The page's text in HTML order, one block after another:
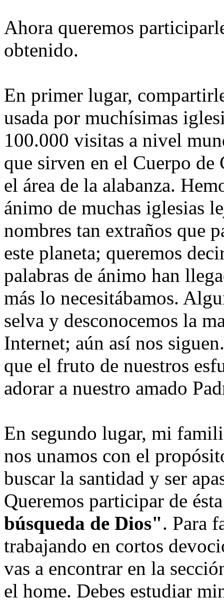
Ahora queremos
obtenido.
En primer lugar,
usada por muchísimas
100.000 visitas a nivel
que sirven en el Cuerpo
el área de la alabanza.
ánimo de muchas iglesias
nombres tan extraños que
este planeta; queremos
palabras de ánimo han
más lo necesitábamos.
selva y desconocemos la
Internet; aún así nos
que el fruto de nuestros
adorar a nuestro amado
En segundo lugar, mi
nos unamos con el
buscar la santidad y ser
Queremos participar de
búsqueda de Dios". Para
trabajando en cortos
vas a encontrar en la
el home. Debes estudiar